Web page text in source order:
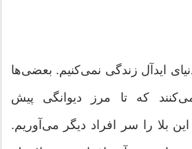
ایدآل زندگی نمی‌کنیم. بعضی‌ها
که تا مرز دیوانگی پیش
بلا را سر افراد دیگر می‌آوریم.